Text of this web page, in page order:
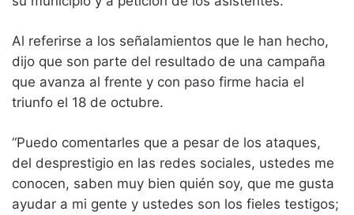
Al referirse a los señalamientos que le han hecho,
dijo que son parte del resultado de una campaña
que avanza al frente y con paso firme hacia el
triunfo el 18 de octubre.
“Puedo comentarles que a pesar de los ataques,
del desprestigio en las redes sociales, ustedes me
conocen, saben muy bien quién soy, que me gusta
ayudar a mi gente y ustedes son los fieles testigos;